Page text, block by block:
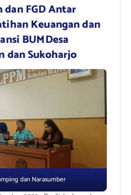
dan FGD Antar
Keuangan dan
BUMDesa
dan Sukoharjo
dan Narasumber